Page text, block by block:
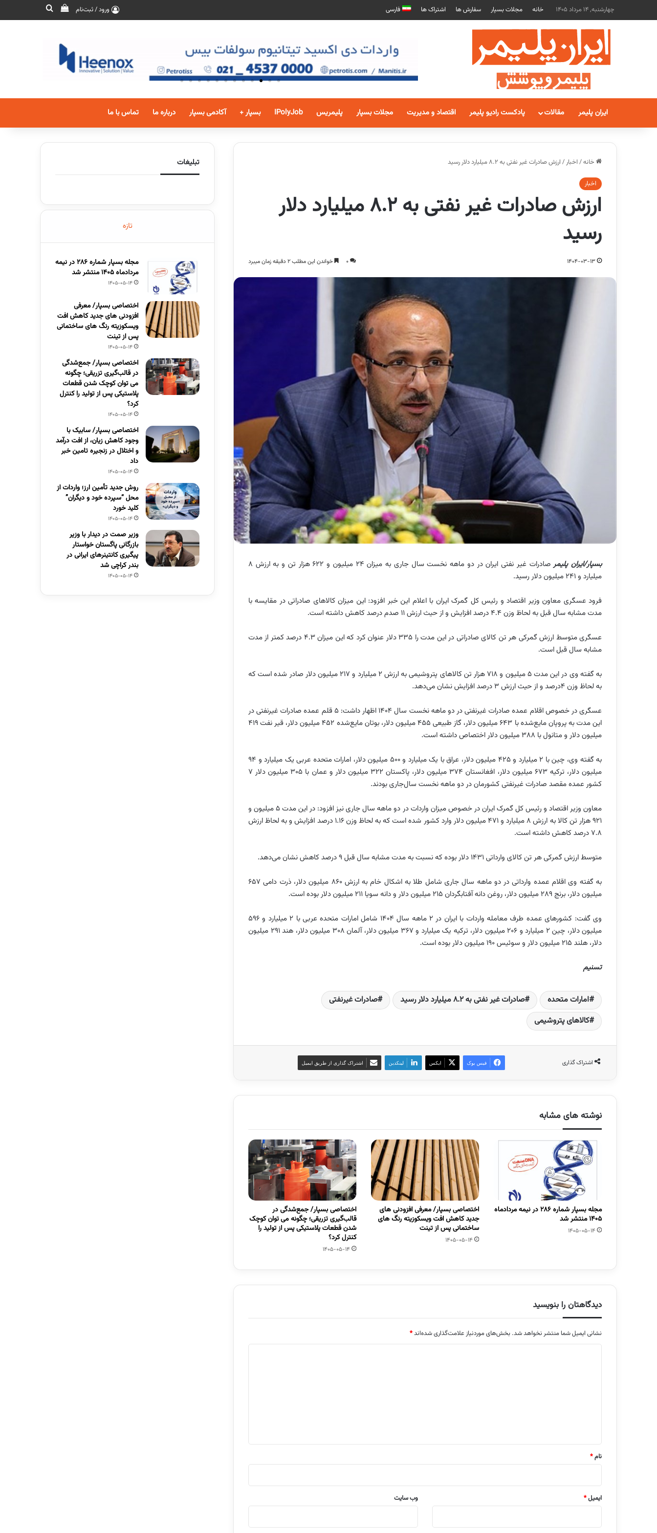
چهارشنبه, 14 مرداد 1405 خانه مجلات بسپار سفارش ها اشتراک ها فارسی ورود / ثبت‌نام
ایران پلیمر مقالات پادکست رادیو پلیمر اقتصاد و مدیریت مجلات بسپار پلیمریس IPolyJob بسپار + آکادمی بسپار درباره ما تماس با ما
خانه/ اخبار/ ارزش صادرات غیر نفتی به ۸.۲ میلیارد دلار رسید
اخبار
ارزش صادرات غیر نفتی به ۸.۲ میلیارد دلار
رسید
1404-03-13
0 خواندن این مطلب 2 دقیقه زمان میبرد
بسپار/ایران پلیمر
صادرات غیر نفتی ایران در دو ماهه نخست سال جاری به میزان ۲۴ میلیون و ۶۲۲ هزار تن و به ارزش ۸
میلیارد و ۲۴۱ میلیون دلار رسید.
فرود عسگری معاون وزیر اقتصاد و رئیس کل گمرک ایران با اعلام این خبر افزود: این میزان کالاهای صادراتی در مقایسه با
مدت مشابه سال قبل به لحاظ وزن 4.4 درصد افزایش و از حیث ارزش 11 صدم درصد کاهش داشته است.
عسگری متوسط ارزش گمرکی هر تن کالای صادراتی در این مدت را 335 دلار عنوان کرد که این میزان 4.3 درصد کمتر از مدت
مشابه سال قبل است.
به گفته وی در این مدت 5 میلیون و 718 هزار تن کالاهای پتروشیمی به ارزش 2 میلیارد و 217 میلیون دلار صادر شده است که
به لحاظ وزن 4درصد و از حیث ارزش 3 درصد افزایش نشان می‌دهد.
عسگری در خصوص اقلام عمده صادرات غیرنفتی در دو ماهه نخست سال 1404 اظهار داشت: 5 قلم عمده صادرات غیرنفتی در
این مدت به پروپان مایع‌شده با 643 میلیون دلار، گاز طبیعی 455 میلیون دلار، بوتان مایع‌شده 452 میلیون دلار، قیر نفت 419
میلیون دلار و متانول با 388 میلیون دلار اختصاص داشته است.
به گفته وی، چین با 2 میلیارد و 425 میلیون دلار، عراق با یک میلیارد و 500 میلیون دلار، امارات متحده عربی یک میلیارد و 94
میلیون دلار، ترکیه 673 میلیون دلار، افغانستان 374 میلیون دلار، پاکستان 322 میلیون دلار و عمان با 305 میلیون دلار 7
کشور عمده مقصد صادرات غیر‌نفتی کشورمان در دو ماهه نخست سال‌جاری بودند.
معاون وزیر اقتصاد و رئیس کل گمرک ایران در خصوص میزان واردات در دو ماهه سال جاری نیز افزود: در این مدت 5 میلیون و
921 هزار تن کالا به ارزش 8 میلیارد و 471 میلیون دلار وارد کشور شده است که به لحاظ وزن 1.16 درصد افزایش و به لحاظ ارزش
7.8 درصد کاهش داشته است.
متوسط ارزش گمرکی هر تن کالای وارداتی 1431 دلار بوده که نسبت به مدت مشابه سال قبل 9 درصد کاهش نشان می‌دهد.
به گفته وی اقلام عمده وارداتی در دو ماهه سال جاری شامل طلا به اشکال خام به ارزش 860 میلیون دلار، ذرت دامی 657
میلیون دلار، برنج 289 میلیون دلار، روغن دانه آفتابگردان 215 میلیون دلار و دانه سویا 211 میلیون دلار بوده است.
وی گفت: کشورهای عمده طرف معامله واردات با ایران در 2 ماهه سال 1404 شامل امارات متحده عربی با 2 میلیارد و 596
میلیون دلار، چین 2 میلیارد و 206 میلیون دلار، ترکیه یک میلیارد و 367 میلیون دلار، آلمان 308 میلیون دلار، هند 291 میلیون
دلار، هلند 215 میلیون دلار و سوئیس 190 میلیون دلار بوده است.
تسنیم
امارات متحده صادرات غیر نفتی به ۸.۲ میلیارد دلار رسید
صادرات غیرنفتی
کالاهای پتروشیمی
اشتراک گذاری فیس بوک ایکس لینکدین اشتراک گذاری از طریق ایمیل
نوشته های مشابه
مجله بسپار شماره 286 در نیمه مردادماه
1405 منتشر شد
1405-05-14
اختصاصی بسپار/ معرفی افزودنی های
جدید کاهش افت ویسکوزیته رنگ های
ساختمانی پس از تینت
1405-05-14
اختصاصی بسپار/ جمع‌شدگی در
قالب‌گیری تزریقی؛ چگونه می توان کوچک
شدن قطعات پلاستیکی پس از تولید را
کنترل کرد؟
1405-05-14
دیدگاهتان را بنویسید
نشانی ایمیل شما منتشر نخواهد شد. بخش‌های موردنیاز علامت‌گذاری شده‌اند*
نام*
ایمیل* وب‌ سایت
تبلیغات
تازه
مجله بسپار شماره 286 در نیمه
مردادماه 1405 منتشر شد
1405-05-14
اختصاصی بسپار/ معرفی
افزودنی های جدید کاهش افت
ویسکوزیته رنگ های ساختمانی
پس از تینت
1405-05-14
اختصاصی بسپار/ جمع‌شدگی
در قالب‌گیری تزریقی؛ چگونه
می توان کوچک شدن قطعات
پلاستیکی پس از تولید را کنترل
کرد؟
1405-05-14
اختصاصی بسپار/ سابیک با
وجود کاهش زیان، از افت درآمد
و اختلال در زنجیره تامین خبر
داد
1405-05-14
روش جدید تأمین ارز؛ واردات از
محل “سپرده خود و دیگران”
کلید خورد
1405-05-14
وزیر صمت در دیدار با وزیر
بازرگانی پاگستان خواستار
پیگیری کانتینرهای ایرانی در
بندر کراچی شد
1405-05-14